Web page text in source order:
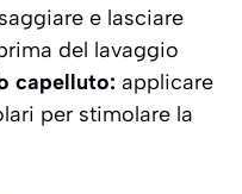
e lasciare
del lavaggio
capelluto: applicare
per stimolare la